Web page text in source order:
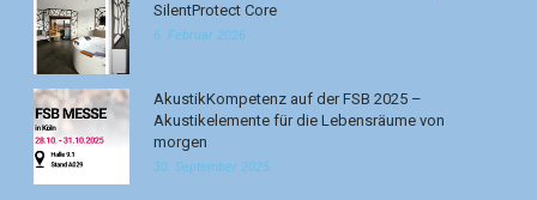
SilentProtect Core
6. Februar 2026
AkustikKompetenz auf der FSB 2025 –
Akustikelemente für die Lebensräume von
morgen
30. September 2025